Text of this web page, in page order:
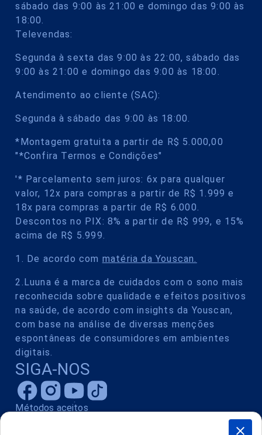
sábado das 9:00 às 21:00 e domingo das 9:00 às
18:00.
Televendas:
Segunda à sexta das 9:00 às 22:00, sábado das
9:00 às 21:00 e domingo das 9:00 às 18:00.
Atendimento ao cliente (SAC):
Segunda à sábado das 9:00 às 18:00.
*Montagem gratuita a partir de R$ 5.000,00
"*Confira Termos e Condições"
'* Parcelamento sem juros: 6x para qualquer
valor, 12x para compras a partir de R$ 1.999 e
18x para compras a partir de R$ 6.000.
Descontos no PIX: 8% a partir de R$ 999, e 15%
acima de R$ 5.999.
1. De acordo com matéria da Youscan.
2.Luuna é a marca de cuidados com o sono mais
reconhecida sobre qualidade e efeitos positivos
na saúde, de acordo com insights da Youscan,
com base na análise de diversas menções
espontâneas de consumidores em ambientes
digitais.
SIGA-NOS
Métodos aceitos